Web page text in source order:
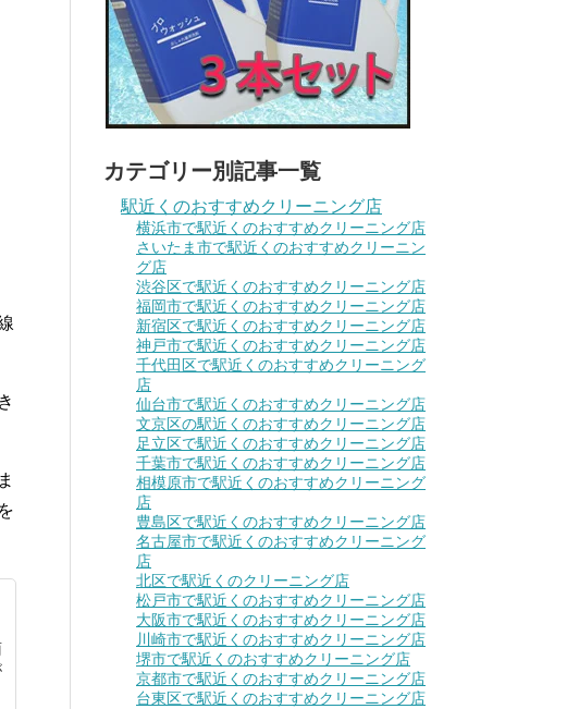
を
カテゴリー別記事一覧
駅近くのおすすめクリーニング店
横浜市で駅近くのおすすめクリーニング店
さいたま市で駅近くのおすすめクリーニン
グ店
渋谷区で駅近くのおすすめクリーニング店
福岡市で駅近くのおすすめクリーニング店
新宿区で駅近くのおすすめクリーニング店
神戸市で駅近くのおすすめクリーニング店
千代田区で駅近くのおすすめクリーニング
店
仙台市で駅近くのおすすめクリーニング店
文京区の駅近くのおすすめクリーニング店
足立区で駅近くのおすすめクリーニング店
千葉市で駅近くのおすすめクリーニング店
相模原市で駅近くのおすすめクリーニング
店
豊島区で駅近くのおすすめクリーニング店
名古屋市で駅近くのおすすめクリーニング
店
北区で駅近くのクリーニング店
松戸市で駅近くのおすすめクリーニング店
大阪市で駅近くのおすすめクリーニング店
川崎市で駅近くのおすすめクリーニング店
堺市で駅近くのおすすめクリーニング店
京都市で駅近くのおすすめクリーニング店
台東区で駅近くのおすすめクリーニング店